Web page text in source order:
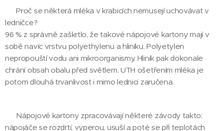
❓ Proč se některá mléka v krabicích nemusejí uchovávat v
ledničce?
96 % z správně zaškrtlo, že takové nápojové kartony mají v
sobě navíc vrstvu polyethylenu a hliníku. Polyetylen
nepropouští vodu ani mikroorganismy. Hliník pak dokonale
chrání obsah obalu před světlem. UTH ošetřením mléka je
potom dlouhá trvanlivost i mimo lednici zaručena.
❓ Nápojové kartony zpracovávají některé závody takto:
nápojáče se rozdrtí, vyperou, usuší a poté se při teplotách